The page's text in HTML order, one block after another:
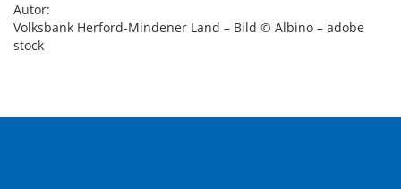
Autor:
Volksbank Herford-Mindener Land – Bild © Albino – adobe
stock